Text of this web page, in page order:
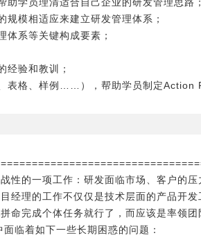
模相适应来建立研发管理体系；
系等关键构成要素；
验和教训；
表格、样例……），帮助学员制定Action
性的一项工作：研发面临市场、客户的
经理的工作不仅仅是技术层面的产品开发
完成个体任务就行了，而应该是率领团
临着如下一些长期困惑的问题：